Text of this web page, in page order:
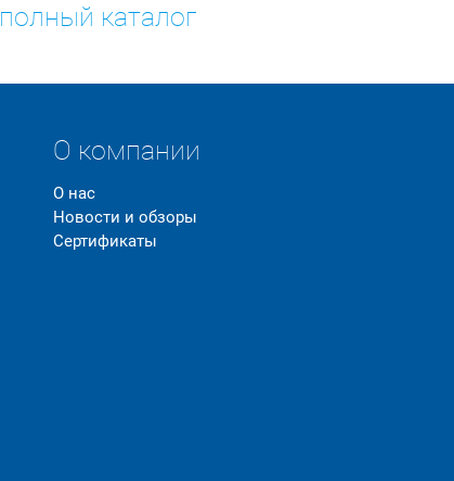
полный каталог
О компании
О нас
Новости и обзоры
Сертификаты